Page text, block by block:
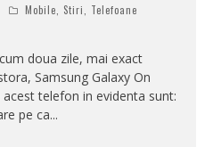
Mobile, Stiri, Telefoane
doua zile, mai exact
Samsung Galaxy On
telefon in evidenta sunt:
pe ca...